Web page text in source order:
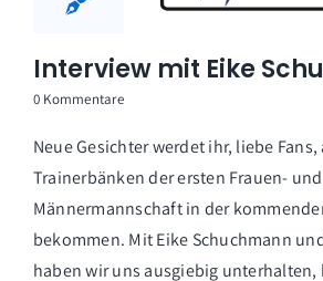
Interview mit Eike
0 Kommentare
Neue Gesichter werdet ihr, liebe
Trainerbänken der ersten Frauen- und
Männermannschaft in der
bekommen. Mit Eike Schuchmann
haben wir uns ausgiebig unterhalten,